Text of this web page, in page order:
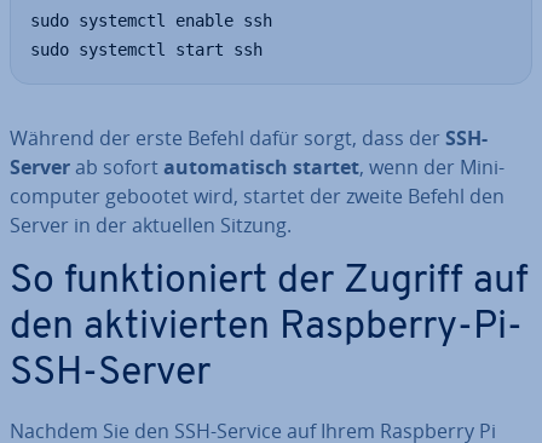
sudo systemctl enable ssh
sudo systemctl start ssh
Während der erste Befehl dafür sorgt, dass der SSH-
Serverab sofortau­to­ma­tisch startet, wenn der Mi­ni­
com­pu­ter gebootet wird, startet der zweite Befehl den
Server in der aktuellen Sitzung.
So funk­tio­niert der Zugriff auf
den ak­ti­vier­ten Raspberry-Pi-
SSH-Server
Nachdem Sie den SSH-Service auf Ihrem Raspberry Pi